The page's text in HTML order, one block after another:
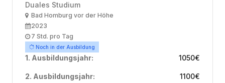
Duales Studium
OrtBad Homburg vor der Höhe
Ausbildungsbeginn
2023
Arbeitszeit
7 Std. pro Tag
Noch in der Ausbildung
1. Ausbildungsjahr: 1050€
2. Ausbildungsjahr: 1100€